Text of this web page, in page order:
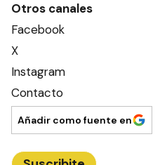
Otros canales
Facebook
X
Instagram
Contacto
Añadir como fuente en